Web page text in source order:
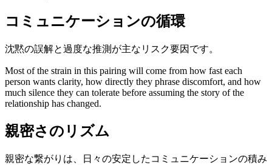
コミュニケーションの循環
沈黙の誤解と過度な推測が主なリスク要因です。
Most of the strain in this pairing will come from how fast each
person wants clarity, how directly they phrase discomfort, and how
much silence they can tolerate before assuming the story of the
relationship has changed.
親密さのリズム
親密な繋がりは、日々の安定したコミュニケーションの積み